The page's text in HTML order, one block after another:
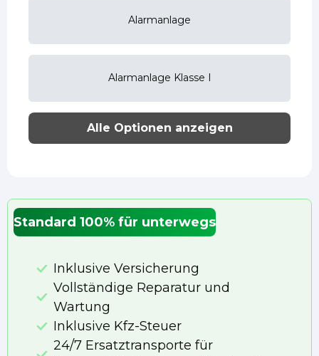
Alarmanlage
Alarmanlage Klasse I
Alle Optionen anzeigen
Standard 100% für unterwegs
Inklusive Versicherung
Vollständige Reparatur und
Wartung
Inklusive Kfz-Steuer
24/7 Ersatztransporte für